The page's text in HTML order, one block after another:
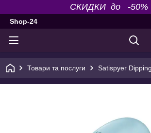
СКИДКИ до -50%
Shop-24
Товари та послуги Satispyer Dipping